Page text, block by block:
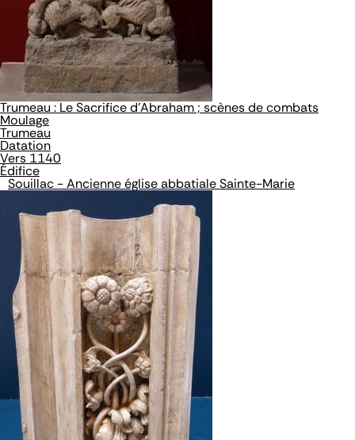
Trumeau : Le Sacrifice d'Abraham ; scènes de combats
Moulage
Trumeau
Datation
Vers 1140
Édifice
Souillac - Ancienne église abbatiale Sainte-Marie